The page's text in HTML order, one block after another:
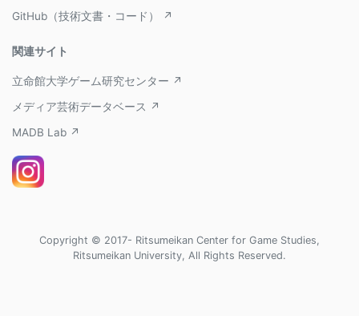
GitHub（技術文書・コード） ↗
関連サイト
立命館大学ゲーム研究センター ↗
メディア芸術データベース ↗
MADB Lab ↗
Copyright © 2017- Ritsumeikan Center for Game Studies,
Ritsumeikan University, All Rights Reserved.